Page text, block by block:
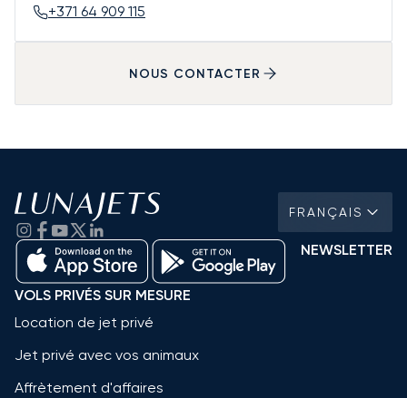
+371 64 909 115
NOUS CONTACTER
FRANÇAIS
NEWSLETTER
VOLS PRIVÉS SUR MESURE
Location de jet privé
Jet privé avec vos animaux
Affrètement d'affaires